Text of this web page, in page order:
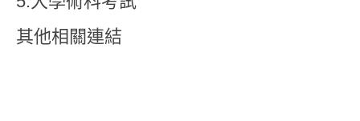
其他相關連結